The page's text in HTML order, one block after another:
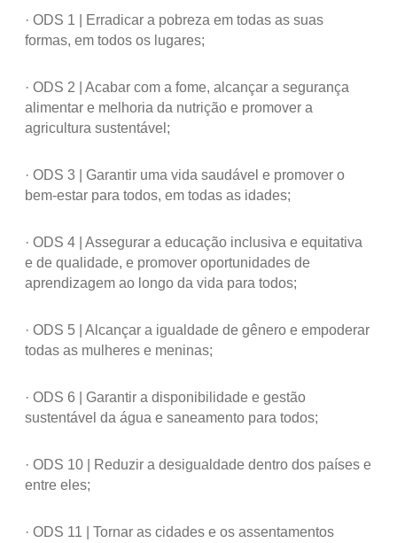
· ODS 1 | Erradicar a pobreza em todas as suas
formas, em todos os lugares;
· ODS 2 | Acabar com a fome, alcançar a segurança
alimentar e melhoria da nutrição e promover a
agricultura sustentável;
· ODS 3 | Garantir uma vida saudável e promover o
bem-estar para todos, em todas as idades;
· ODS 4 | Assegurar a educação inclusiva e equitativa
e de qualidade, e promover oportunidades de
aprendizagem ao longo da vida para todos;
· ODS 5 | Alcançar a igualdade de gênero e empoderar
todas as mulheres e meninas;
· ODS 6 | Garantir a disponibilidade e gestão
sustentável da água e saneamento para todos;
· ODS 10 | Reduzir a desigualdade dentro dos países e
entre eles;
· ODS 11 | Tornar as cidades e os assentamentos